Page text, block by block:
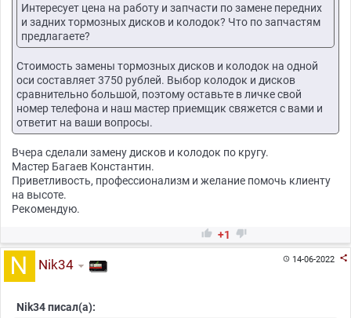
Интересует цена на работу и запчасти по замене передних
и задних тормозных дисков и колодок? Что по запчастям
предлагаете?
Стоимость замены тормозных дисков и колодок на одной
оси составляет 3750 рублей. Выбор колодок и дисков
сравнительно большой, поэтому оставьте в личке свой
номер телефона и наш мастер приемщик свяжется с вами и
ответит на ваши вопросы.
Вчера сделали замену дисков и колодок по кругу.
Мастер Багаев Константин.
Приветливость, профессионализм и желание помочь клиенту
на высоте.
Рекомендую.
 +1 
14-06-2022 
Nik34
Nik34 писал(а):